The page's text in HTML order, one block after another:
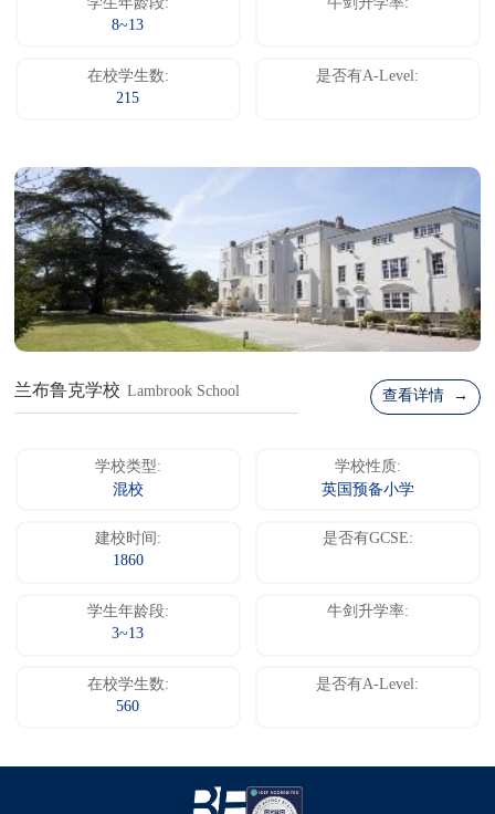
学生年龄段:
8~13
牛剑升学率:
在校学生数:
215
是否有A-Level:
兰布鲁克学校 Lambrook School 查看详情 →
学校类型:
混校
学校性质:
英国预备小学
建校时间:
1860
是否有GCSE:
学生年龄段:
3~13
牛剑升学率:
在校学生数:
560
是否有A-Level: